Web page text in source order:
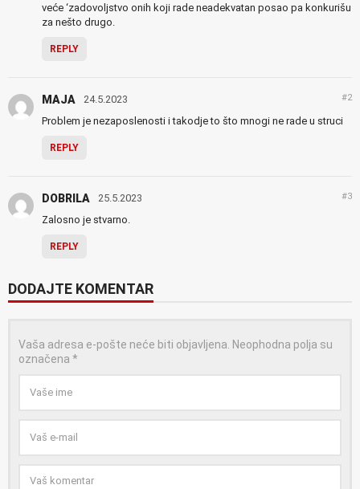
veće ‘zadovoljstvo onih koji rade neadekvatan posao pa konkurišu
za nešto drugo.
REPLY
MAJA 24.5.2023 #2
Problem je nezaposlenosti i takodje to što mnogi ne rade u struci
REPLY
DOBRILA 25.5.2023 #3
Zalosno je stvarno.
REPLY
DODAJTE KOMENTAR
Vaša adresa e-pošte neće biti objavljena. Neophodna polja su
označena *